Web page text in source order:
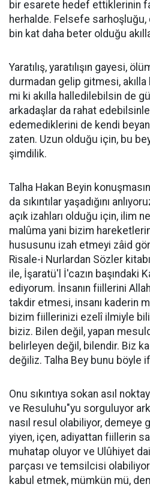
bir esarete hedef ettiklerinin
herhalde. Felsefe
bin kat daha beter olduğu
Yaratılış, yaratılışın gayesi,
durmadan gelip gitmesi,
mi ki akılla halledilebilsin de
arkadaşlar da rahat
edemediklerini de kendi
zaten. Uzun olduğu için, bu
şimdilik.
Talha Hakan Beyin
da sıkıntılar yaşadığını
açık izahları olduğu için, ilim
malûma yani bizim
hususunu izah etmeyi zâid
Risale-i Nurlardan Sözler
ile, İşaratü'l İ'cazın başındaki
ediyorum. İnsanın fiillerini
takdir etmesi, insanı kaderin
bizim fiillerinizi ezelî ilmiyle
biziz. Bilen değil, yapan
belirleyen değil, bilendir. Biz
değiliz. Talha Bey bunu böyle
Onu sıkıntıya sokan asıl
ve Resuluhu"yu sorguluyor
nasıl resul olabiliyor, demeye
yiyen, içen, adiyattan fiillerin
muhatap oluyor ve Ulûhiyet
parçası ve temsilcisi
kabul etmek, mümkün mü,